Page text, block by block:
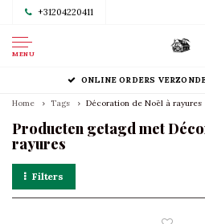
+31204220411
MENU
ONLINE ORDERS
Home Tags Décoration de Noël à rayures
Producten getagd met
rayures
Filters